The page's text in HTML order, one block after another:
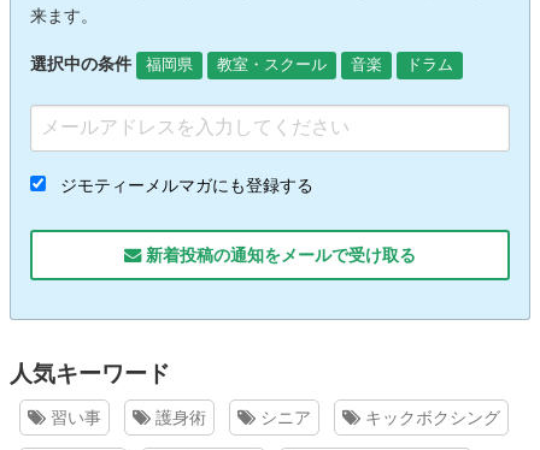
来ます。
選択中の条件 福岡県 教室・スクール 音楽 ドラム
ジモティーメルマガにも登録する
新着投稿の通知をメールで受け取る
人気キーワード
習い事 護身術 シニア キックボクシング